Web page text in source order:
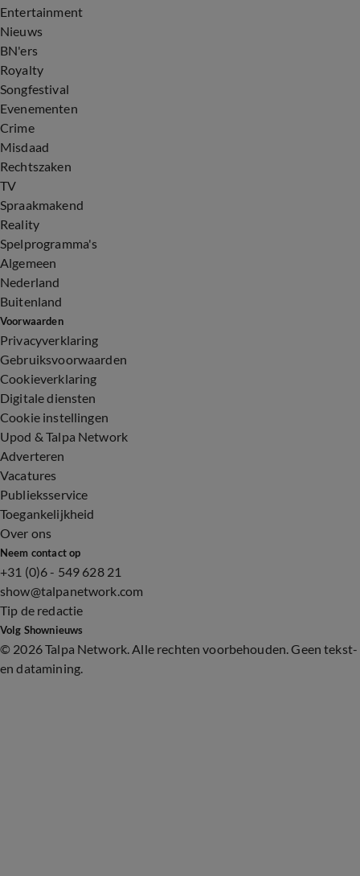
Entertainment
Nieuws
BN'ers
Royalty
Songfestival
Evenementen
Crime
Misdaad
Rechtszaken
TV
Spraakmakend
Reality
Spelprogramma's
Algemeen
Nederland
Buitenland
Voorwaarden
Privacyverklaring
Gebruiksvoorwaarden
Cookieverklaring
Digitale diensten
Cookie instellingen
Upod & Talpa Network
Adverteren
Vacatures
Publieksservice
Toegankelijkheid
Over ons
Neem contact op
+31 (0)6 - 549 628 21
show@talpanetwork.com
Tip de redactie
Volg Shownieuws
© 2026 Talpa Network. Alle rechten voorbehouden. Geen tekst-
en datamining.